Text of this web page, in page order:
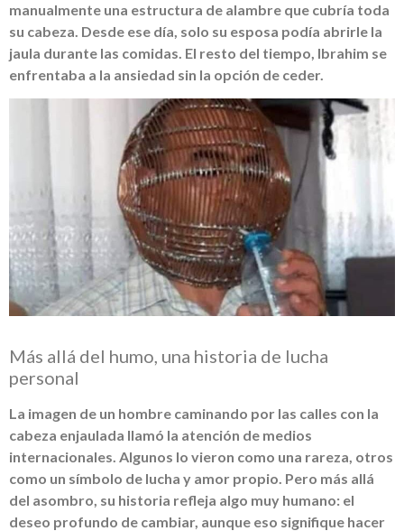
manualmente una estructura de alambre que cubría toda
su cabeza. Desde ese día, solo su esposa podía abrirle la
jaula durante las comidas. El resto del tiempo, Ibrahim se
enfrentaba a la ansiedad sin la opción de ceder.
Más allá del humo, una historia de lucha
personal
La imagen de un hombre caminando por las calles con la
cabeza enjaulada llamó la atención de medios
internacionales. Algunos lo vieron como una rareza, otros
como un símbolo de lucha y amor propio. Pero más allá
del asombro, su historia refleja algo muy humano: el
deseo profundo de cambiar, aunque eso signifique hacer